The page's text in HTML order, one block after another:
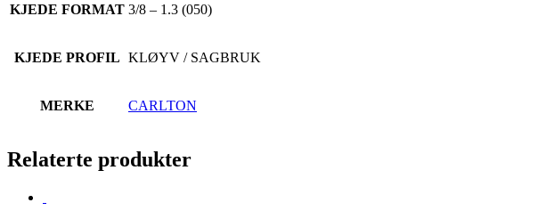
KJEDE FORMAT 3/8 – 1.3 (050)
KJEDE PROFIL KLØYV / SAGBRUK
MERKE CARLTON
Relaterte produkter